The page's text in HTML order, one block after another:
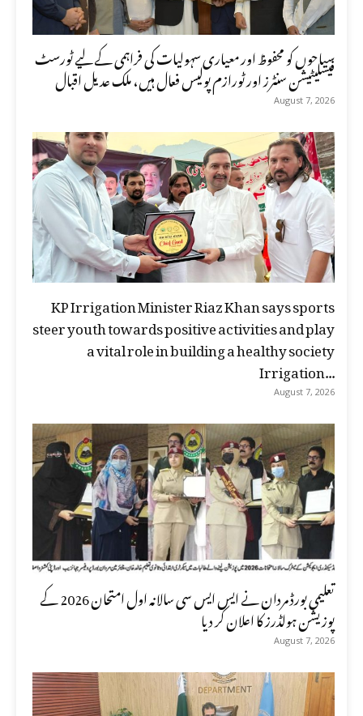
سیاحوں کو محفوظ اور معیاری سہولیات کی فراہمی کے لیے ٹورسٹ
فیسلیٹیشن سنٹرز اور ٹورازم پولیس فعال ہیں، ملک عدیل اقبال
August 7, 2026
KP Irrigation Minister Riaz Khan says sports
steer youth towards positive activities and play
a vital role in building a healthy society
Irrigation...
August 7, 2026
تعلیمی بورڈ مردان نے ایس ایس سی سالانہ اول امتحان 2026 کے
پوزیشن ہولڈرز کا اعلان کر دیا
August 7, 2026